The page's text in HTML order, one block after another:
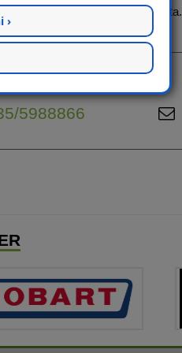
ghiaccio, con una qualità elevata.
5988866
›